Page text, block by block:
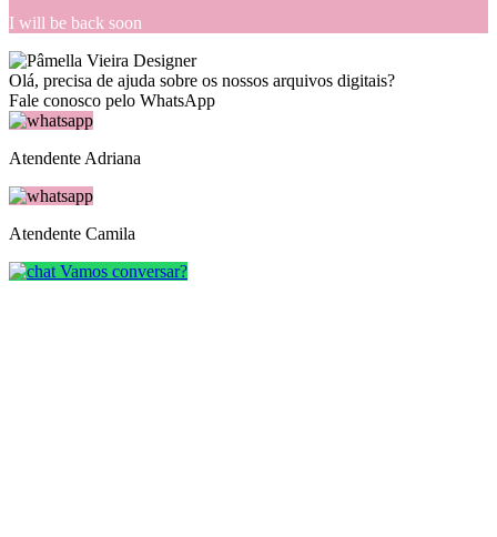
I will be back soon
Olá, precisa de ajuda sobre os nossos arquivos digitais?
Fale conosco pelo WhatsApp
Atendente Adriana
Atendente Camila
Vamos conversar?